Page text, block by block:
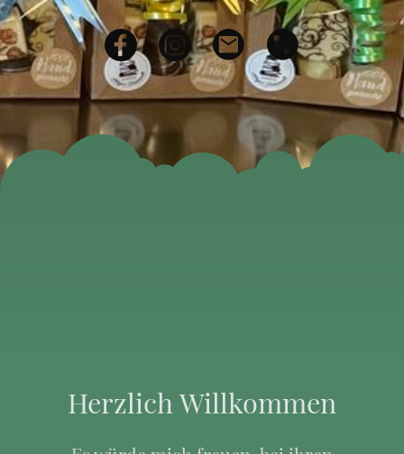
Herzlich Willkommen